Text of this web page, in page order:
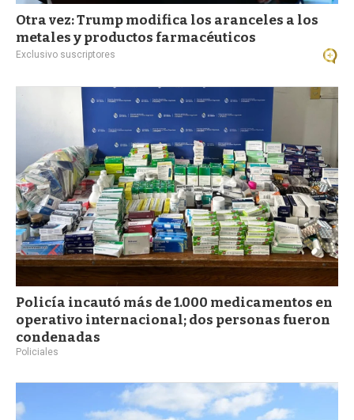
Otra vez: Trump modifica los aranceles a los
metales y productos farmacéuticos
Exclusivo suscriptores
Policía incautó más de 1.000 medicamentos en
operativo internacional; dos personas fueron
condenadas
Policiales